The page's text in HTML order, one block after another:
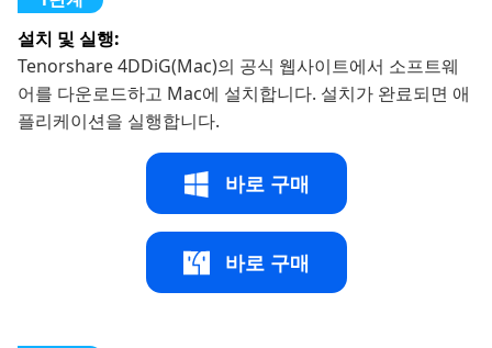
설치 및 실행:
Tenorshare 4DDiG(Mac)의 공식 웹사이트에서 소프트웨
어를 다운로드하고 Mac에 설치합니다. 설치가 완료되면 애
플리케이션을 실행합니다.
바로 구매
바로 구매